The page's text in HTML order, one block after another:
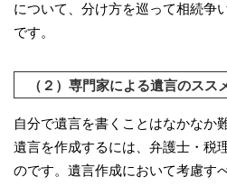
について、分け方を巡って相続争
です。
（２）専門家による遺言のスス
自分で遺言を書くことはなかなか
遺言を作成するには、弁護士・税
のです。遺言作成において考慮す